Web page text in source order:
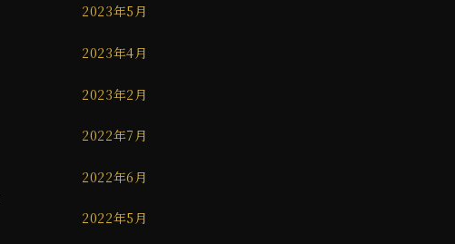
2023年5月
2023年4月
2023年2月
2022年7月
2022年6月
2022年5月